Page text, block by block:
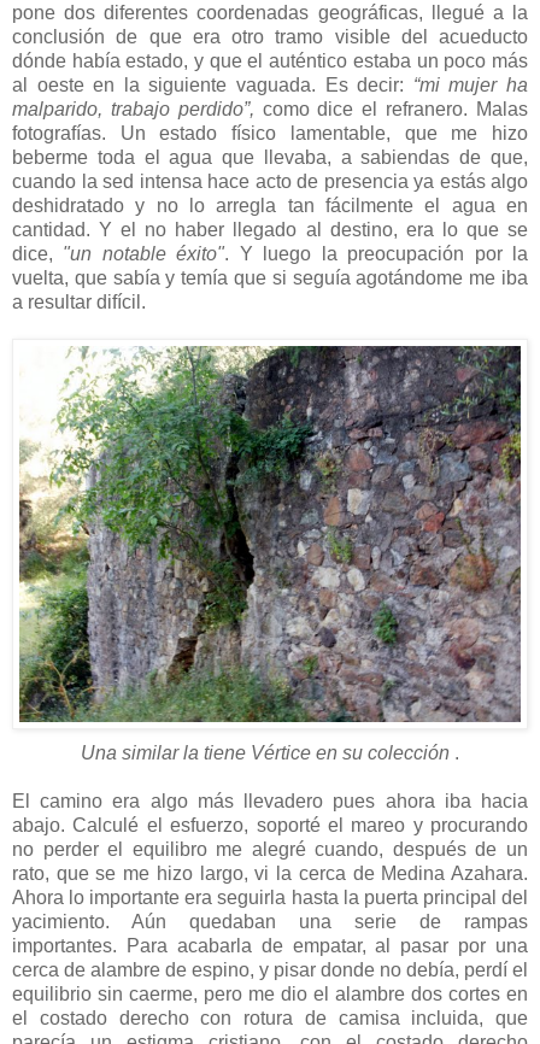
pone dos diferentes coordenadas geográficas, llegué a la
conclusión de que era otro tramo visible del acueducto
dónde había estado, y que el auténtico estaba un poco más
al oeste en la siguiente vaguada. Es decir: “mi mujer ha
malparido, trabajo perdido”, como dice el refranero. Malas
fotografías. Un estado físico lamentable, que me hizo
beberme toda el agua que llevaba, a sabiendas de que,
cuando la sed intensa hace acto de presencia ya estás algo
deshidratado y no lo arregla tan fácilmente el agua en
cantidad. Y el no haber llegado al destino, era lo que se
dice, "un notable éxito". Y luego la preocupación por la
vuelta, que sabía y temía que si seguía agotándome me iba
a resultar difícil.
Una similar la tiene Vértice en su colección .
El camino era algo más llevadero pues ahora iba hacia
abajo. Calculé el esfuerzo, soporté el mareo y procurando
no perder el equilibro me alegré cuando, después de un
rato, que se me hizo largo, vi la cerca de Medina Azahara.
Ahora lo importante era seguirla hasta la puerta principal del
yacimiento. Aún quedaban una serie de rampas
importantes. Para acabarla de empatar, al pasar por una
cerca de alambre de espino, y pisar donde no debía, perdí el
equilibrio sin caerme, pero me dio el alambre dos cortes en
el costado derecho con rotura de camisa incluida, que